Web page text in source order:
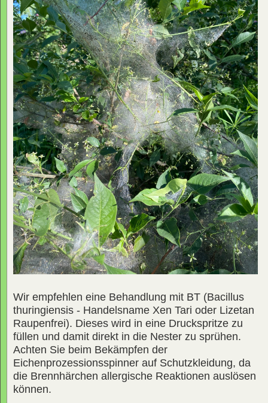
Wir empfehlen eine Behandlung mit BT (Bacillus
thuringiensis - Handelsname Xen Tari oder Lizetan
Raupenfrei). Dieses wird in eine Druckspritze zu
füllen und damit direkt in die Nester zu sprühen.
Achten Sie beim Bekämpfen der
Eichenprozessionsspinner auf Schutzkleidung, da
die Brennhärchen allergische Reaktionen auslösen
können.